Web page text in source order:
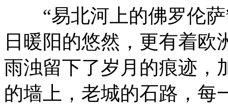
“易北河上的佛罗伦萨
日暖阳的悠然，更有着
雨浊留下了岁月的痕迹，
的墙上，老城的石路，每